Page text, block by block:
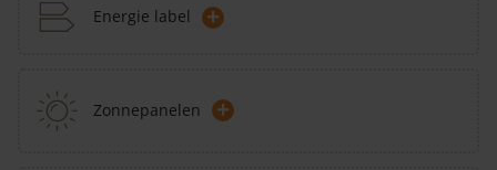
Energie label +
Zonnepanelen +